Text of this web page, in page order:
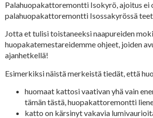
Palahuopakattoremontti Isokyrö, ajoitus ei
palahuopakattoremontti Isossakyrössä
Jotta et tulisi toistaneeksi naapureiden
huopakatemestareidemme ohjeet, joiden
ajanhetkellä!
Esimerkiksi näistä merkeistä tiedät, että
huomaat kattosi vaativan yhä vain
tämän tästä, huopakattoremontti
katto on kärsinyt vakavia